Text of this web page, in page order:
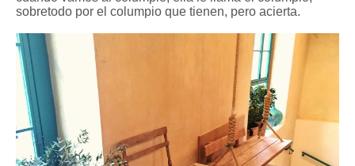
sobretodo por el columpio que tienen, pero acierta.